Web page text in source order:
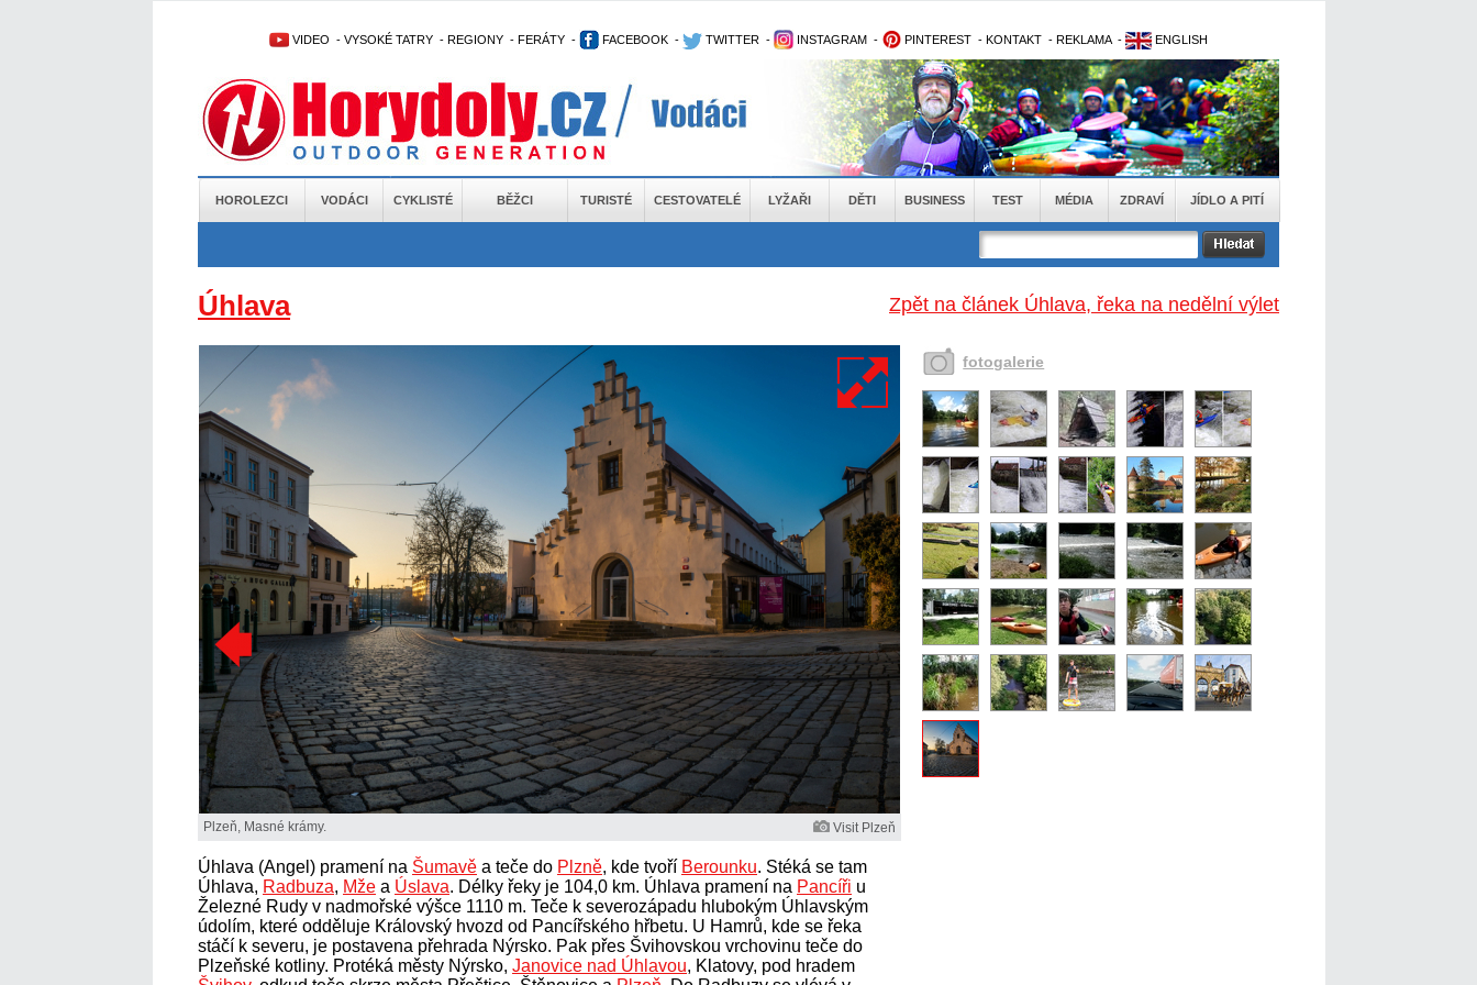
VIDEO - VYSOKÉ TATRY - REGIONY - FERÁTY - FACEBOOK - TWITTER - INSTAGRAM - PINTEREST - KONTAKT - REKLAMA - ENGLISH
HOROLEZCI VODÁCI CYKLISTÉ BĚŽCI TURISTÉ CESTOVATELÉ LYŽAŘI DĚTI BUSINESS TEST MÉDIA ZDRAVÍ JÍDLO A PITÍ
Zpět na článek Úhlava, řeka na nedělní výlet
Úhlava
Plzeň, Masné krámy. Visit Plzeň
Úhlava (Angel) pramení na Šumavě a teče do Plzně, kde tvoří Berounku. Stéká se tam
Úhlava, Radbuza, Mže a Úslava. Délky řeky je 104,0 km. Úhlava pramení na Pancíři u
Železné Rudy v nadmořské výšce 1110 m. Teče k severozápadu hlubokým Úhlavským
údolím, které odděluje Královský hvozd od Pancířského hřbetu. U Hamrů, kde se řeka
stáčí k severu, je postavena přehrada Nýrsko. Pak přes Švihovskou vrchovinu teče do
Plzeňské kotliny. Protéká městy Nýrsko, Janovice nad Úhlavou, Klatovy, pod hradem
fotogalerie